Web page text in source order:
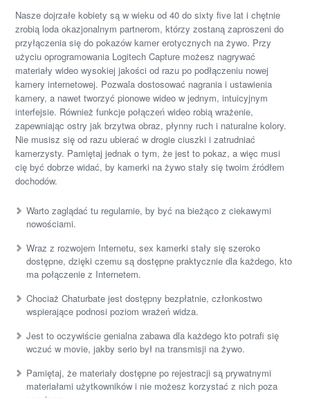
Nasze dojrzałe kobiety są w wieku od 40 do sixty five lat i chętnie
zrobią loda okazjonalnym partnerom, którzy zostaną zaproszeni do
przyłączenia się do pokazów kamer erotycznych na żywo. Przy
użyciu oprogramowania Logitech Capture możesz nagrywać
materiały wideo wysokiej jakości od razu po podłączeniu nowej
kamery internetowej. Pozwala dostosować nagrania i ustawienia
kamery, a nawet tworzyć pionowe wideo w jednym, intuicyjnym
interfejsie. Również funkcje połączeń wideo robią wrażenie,
zapewniając ostry jak brzytwa obraz, płynny ruch i naturalne kolory.
Nie musisz się od razu ubierać w drogie ciuszki i zatrudniać
kamerzysty. Pamiętaj jednak o tym, że jest to pokaz, a więc musi
cię być dobrze widać, by kamerki na żywo stały się twoim źródłem
dochodów.
Warto zaglądać tu regularnie, by być na bieżąco z ciekawymi
nowościami.
Wraz z rozwojem Internetu, sex kamerki stały się szeroko
dostępne, dzięki czemu są dostępne praktycznie dla każdego, kto
ma połączenie z Internetem.
Chociaż Chaturbate jest dostępny bezpłatnie, członkostwo
wspierające podnosi poziom wrażeń widza.
Jest to oczywiście genialna zabawa dla każdego kto potrafi się
wczuć w movie, jakby serio był na transmisji na żywo.
Pamiętaj, że materiały dostępne po rejestracji są prywatnymi
materiałami użytkowników i nie możesz korzystać z nich poza